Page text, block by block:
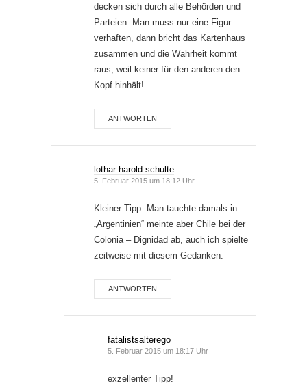
decken sich durch alle Behörden und
Parteien. Man muss nur eine Figur
verhaften, dann bricht das Kartenhaus
zusammen und die Wahrheit kommt
raus, weil keiner für den anderen den
Kopf hinhält!
ANTWORTEN
lothar harold schulte
5. Februar 2015 um 18:12 Uhr
Kleiner Tipp: Man tauchte damals in
„Argentinien“ meinte aber Chile bei der
Colonia – Dignidad ab, auch ich spielte
zeitweise mit diesem Gedanken.
ANTWORTEN
fatalistsalterego
5. Februar 2015 um 18:17 Uhr
exzellenter Tipp!